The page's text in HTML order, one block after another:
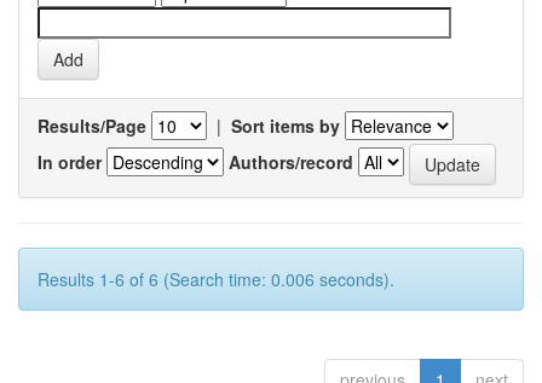
Results/Page | Sort items by
In order
Authors/record
Results 1-6 of 6 (Search time: 0.006 seconds).